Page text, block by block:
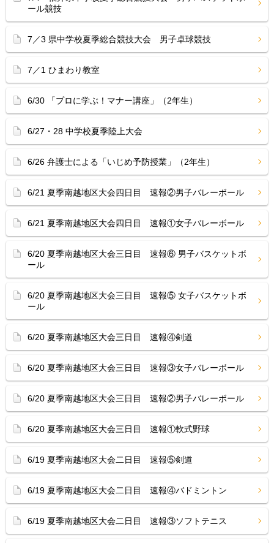
ール競技
7／3 県中学校夏季総合競技大会 男子卓球競技
7／1 ひまわり教室
6/30 「プロに学ぶ！マナー講座」（2年生）
6/27・28 中学校夏季陸上大会
6/26 弁護士による「いじめ予防授業」（2年生）
6/21 夏季南越地区大会四日目 速報②男子バレーボール
6/21 夏季南越地区大会四日目 速報①女子バレーボール
6/20 夏季南越地区大会三日目 速報⑥ 男子バスケットボ
ール
6/20 夏季南越地区大会三日目 速報⑤ 女子バスケットボ
ール
6/20 夏季南越地区大会三日目 速報④剣道
6/20 夏季南越地区大会三日目 速報③女子バレーボール
6/20 夏季南越地区大会三日目 速報②男子バレーボール
6/20 夏季南越地区大会三日目 速報①軟式野球
6/19 夏季南越地区大会二日目 速報⑤剣道
6/19 夏季南越地区大会二日目 速報④バドミントン
6/19 夏季南越地区大会二日目 速報③ソフトテニス